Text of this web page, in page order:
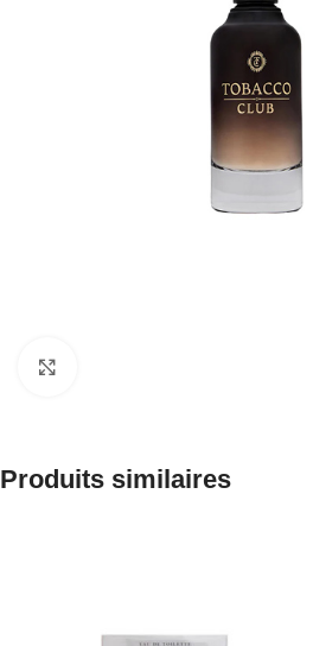
Produits similaires